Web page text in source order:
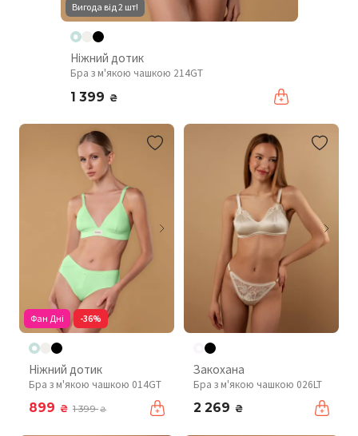
Вигода від 2 шт!
Ніжний дотик
Бра з м'якою чашкою 214GT
1 399 ₴
Фан Дні -36%
Ніжний дотик
Бра з м'якою чашкою 014GT
899 ₴ 1 399₴
Закохана
Бра з м'якою чашкою 026LT
2 269 ₴